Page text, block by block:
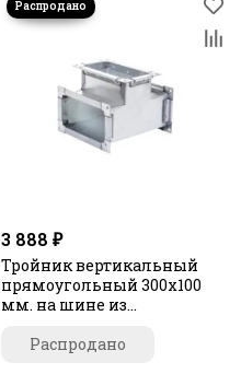
3 888 ₽
Тройник вертикальный
прямоугольный 300х100
мм. на шине из
Распродано